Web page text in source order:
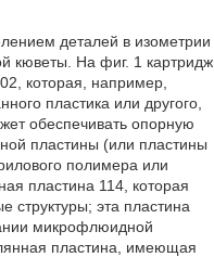
деталей в изометрии
кюветы. На фиг. 1 картридж
которая, например,
пластика или другого,
обеспечивать опорную
пластины (или пластины
полимера или
пластина 114, которая
эта пластина
микрофлюидной
пластина, имеющая